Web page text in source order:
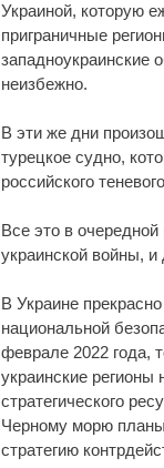
Украиной, которую
приграничные
западноукраинские
неизбежно.
В эти же дни
турецкое судно,
российского
Все это в очередной
украинской войны,
В Украине
национальной
феврале 2022 года,
украинские регионы
стратегического
Черному морю
стратегию